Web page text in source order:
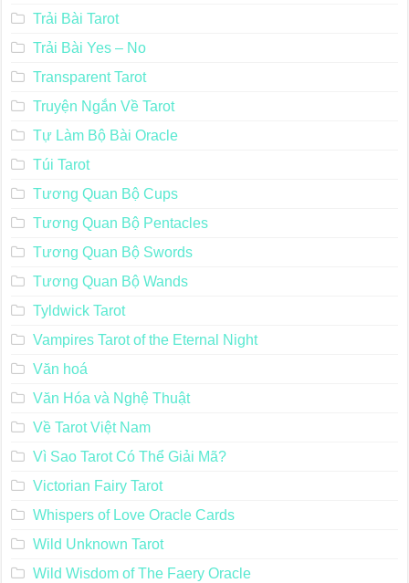
Trải Bài Tarot
Trải Bài Yes – No
Transparent Tarot
Truyện Ngắn Về Tarot
Tự Làm Bộ Bài Oracle
Túi Tarot
Tương Quan Bộ Cups
Tương Quan Bộ Pentacles
Tương Quan Bộ Swords
Tương Quan Bộ Wands
Tyldwick Tarot
Vampires Tarot of the Eternal Night
Văn hoá
Văn Hóa và Nghệ Thuật
Về Tarot Việt Nam
Vì Sao Tarot Có Thể Giải Mã?
Victorian Fairy Tarot
Whispers of Love Oracle Cards
Wild Unknown Tarot
Wild Wisdom of The Faery Oracle